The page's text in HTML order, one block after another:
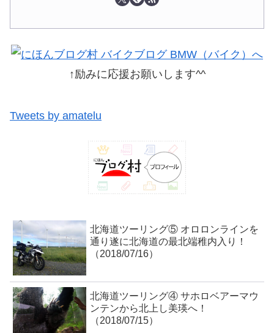
↑励みに応援お願いします^^
Tweets by amatelu
北海道ツーリング⑤ オロロンラインを
通り遂に北海道の最北端稚内入り！
（2018/07/16）
北海道ツーリング④ サホロベアーマウ
ンテンから北上し美瑛へ！
（2018/07/15）